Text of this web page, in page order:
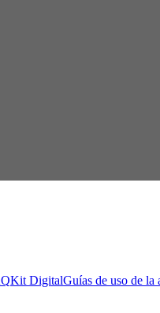
Kit DigitalGuías de uso de la